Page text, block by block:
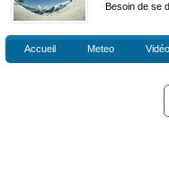
Besoin de se
Accueil Meteo Vidéo